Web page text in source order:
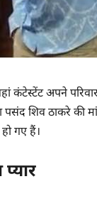
कंटेस्टेंट अपने
शिव ठाकरे की
गए हैं।